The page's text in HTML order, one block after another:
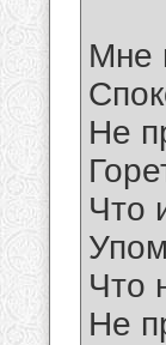
Мне
Не
Что
Что
Не